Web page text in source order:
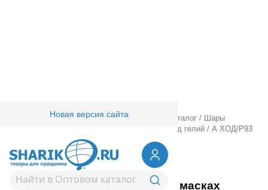
Новая версия сайта
Товары для праздника/ Оптовый каталог /
Шары
Шары под гелий / А ХОД/P93
1208-0392А ХОД/P93 Герои в масках